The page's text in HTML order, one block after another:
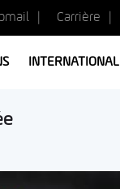
Carrière
INTERNATIONAL